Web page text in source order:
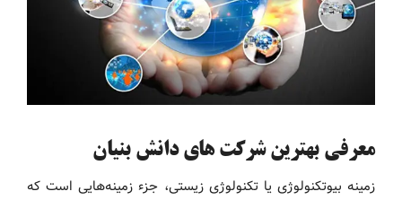
معرفی بهترین شرکت های دانش بنیان
زمینه بیوتکنولوژی یا تکنولوژی زیستی، جزء زمینه‌هایی است که